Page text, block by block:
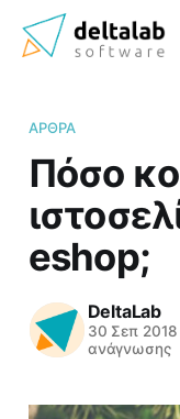
ΆΡΘΡΑ
Πόσο
eshop;
DeltaLab
30 Σεπ 2018
ανάγνωσης